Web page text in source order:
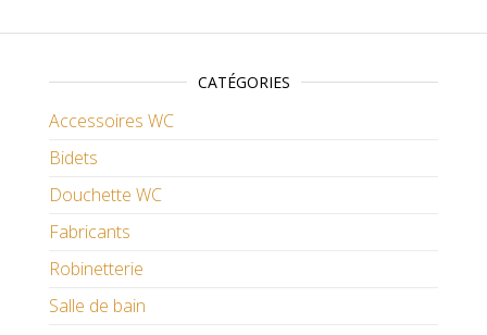
CATÉGORIES
Accessoires WC
Bidets
Douchette WC
Fabricants
Robinetterie
Salle de bain